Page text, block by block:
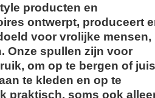
producten en
ontwerpt, produceert
voor vrolijke mensen,
Onze spullen zijn voor
om op te bergen of
te kleden en op te
praktisch, soms ook